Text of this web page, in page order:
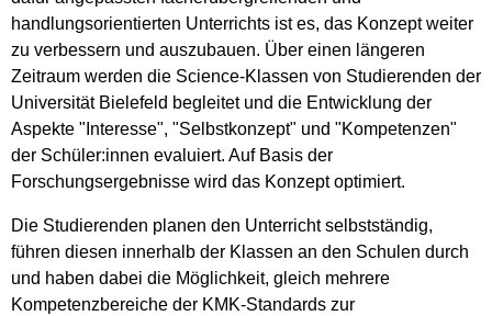
handlungsorientierten Unterrichts ist es, das Konzept weiter
zu verbessern und auszubauen. Über einen längeren
Zeitraum werden die Science-Klassen von Studierenden der
Universität Bielefeld begleitet und die Entwicklung der
Aspekte "Interesse", "Selbstkonzept" und "Kompetenzen"
der Schüler:innen evaluiert. Auf Basis der
Forschungsergebnisse wird das Konzept optimiert.
Die Studierenden planen den Unterricht selbstständig,
führen diesen innerhalb der Klassen an den Schulen durch
und haben dabei die Möglichkeit, gleich mehrere
Kompetenzbereiche der KMK-Standards zur